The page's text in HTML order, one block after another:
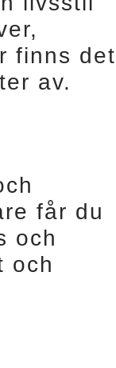
finns det
av.
får du
och
och